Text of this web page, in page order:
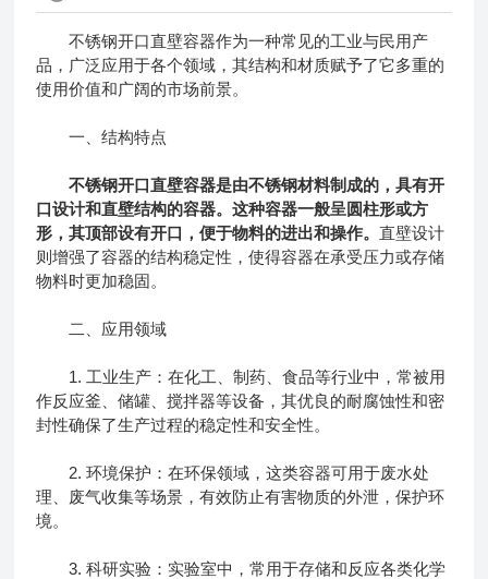
不锈钢开口直壁容器作为一种常见的工业与民用产
品，广泛应用于各个领域，其结构和材质赋予了它多重的
使用价值和广阔的市场前景。
一、结构特点
不锈钢开口直壁容器是由不锈钢材料制成的，具有开
口设计和直壁结构的容器。这种容器一般呈圆柱形或方
形，其顶部设有开口，便于物料的进出和操作。直壁设计
则增强了容器的结构稳定性，使得容器在承受压力或存储
物料时更加稳固。
二、应用领域
1. 工业生产：在化工、制药、食品等行业中，常被用
作反应釜、储罐、搅拌器等设备，其优良的耐腐蚀性和密
封性确保了生产过程的稳定性和安全性。
2. 环境保护：在环保领域，这类容器可用于废水处
理、废气收集等场景，有效防止有害物质的外泄，保护环
境。
3. 科研实验：实验室中，常用于存储和反应各类化学